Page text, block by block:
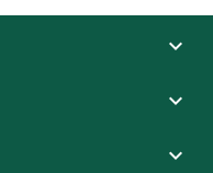


